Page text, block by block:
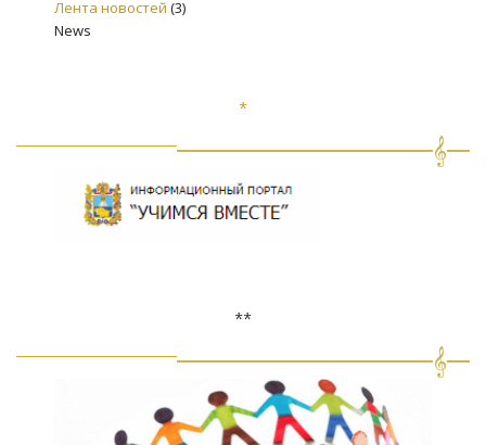
Лента новостей (3)
News
*
**